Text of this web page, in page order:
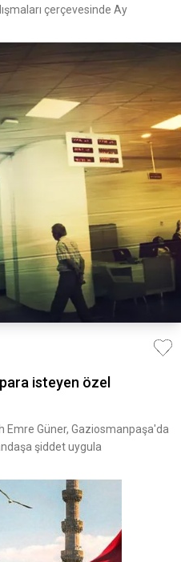
çerçevesinde Ay
isteyen özel
Emre Güner, Gaziosmanpaşa'da
şiddet uygula